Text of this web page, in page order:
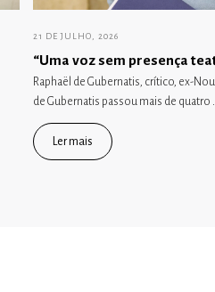
21 DE JULHO, 2026
“Uma voz sem presença
Raphaël de Gubernatis, crítico, ex-
de Gubernatis passou mais de quatro
Ler mais